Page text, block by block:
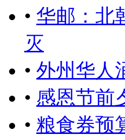
• 华邮：北
灭
• 外州华人
• 感恩节前
• 粮食券预